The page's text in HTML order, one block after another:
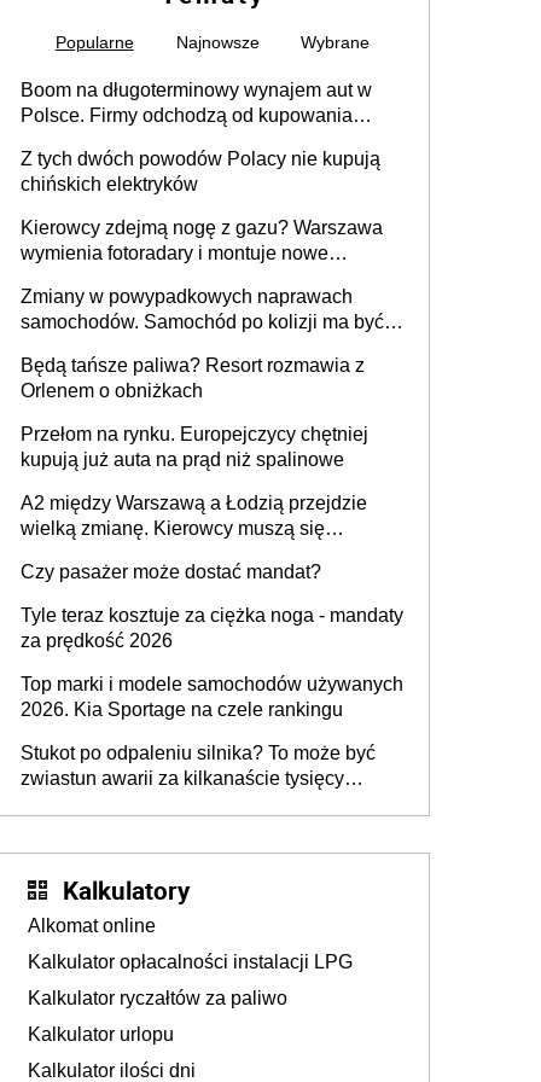
Popularne Najnowsze Wybrane
Boom na długoterminowy wynajem aut w
Polsce. Firmy odchodzą od kupowania
Z tych dwóch powodów Polacy nie kupują
chińskich elektryków
Kierowcy zdejmą nogę z gazu? Warszawa
wymienia fotoradary i montuje nowe
Zmiany w powypadkowych naprawach
samochodów. Samochód po kolizji ma być
technologią producenta
Będą tańsze paliwa? Resort rozmawia z
Orlenem o obniżkach
Przełom na rynku. Europejczycy chętniej
kupują już auta na prąd niż spalinowe
A2 między Warszawą a Łodzią przejdzie
wielką zmianę. Kierowcy muszą się
Czy pasażer może dostać mandat?
Tyle teraz kosztuje za ciężka noga - mandaty
za prędkość 2026
Top marki i modele samochodów używanych
2026. Kia Sportage na czele rankingu
Stukot po odpaleniu silnika? To może być
zwiastun awarii za kilkanaście tysięcy
Kalkulatory
Alkomat online
Kalkulator opłacalności instalacji LPG
Kalkulator ryczałtów za paliwo
Kalkulator urlopu
Kalkulator ilości dni